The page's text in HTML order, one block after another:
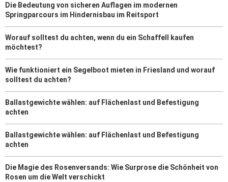
Die Bedeutung von sicheren Auflagen im modernen
Springparcours im Hindernisbau im Reitsport
Worauf solltest du achten, wenn du ein Schaffell kaufen
möchtest?
Wie funktioniert ein Segelboot mieten in Friesland und worauf
solltest du achten?
Ballastgewichte wählen: auf Flächenlast und Befestigung
achten
Ballastgewichte wählen: auf Flächenlast und Befestigung
achten
Die Magie des Rosenversands: Wie Surprose die Schönheit von
Rosen um die Welt verschickt